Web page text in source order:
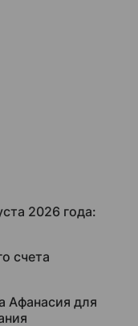
2026 года:
счета
Афанасия для